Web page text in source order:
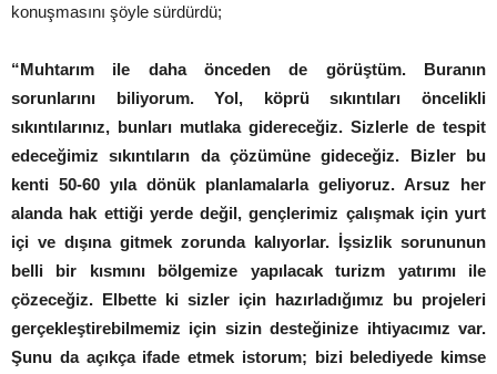
konuşmasını şöyle sürdürdü;
“Muhtarım ile daha önceden de görüştüm. Buranın
sorunlarını biliyorum. Yol, köprü sıkıntıları öncelikli
sıkıntılarınız, bunları mutlaka gidereceğiz. Sizlerle de tespit
edeceğimiz sıkıntıların da çözümüne gideceğiz. Bizler bu
kenti 50-60 yıla dönük planlamalarla geliyoruz. Arsuz her
alanda hak ettiği yerde değil, gençlerimiz çalışmak için yurt
içi ve dışına gitmek zorunda kalıyorlar. İşsizlik sorununun
belli bir kısmını bölgemize yapılacak turizm yatırımı ile
çözeceğiz. Elbette ki sizler için hazırladığımız bu projeleri
gerçekleştirebilmemiz için sizin desteğinize ihtiyacımız var.
Şunu da açıkça ifade etmek istorum; bizi belediyede kimse